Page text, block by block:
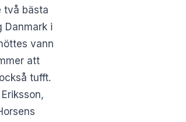
två bästa
Danmark i
vann
att
tufft.